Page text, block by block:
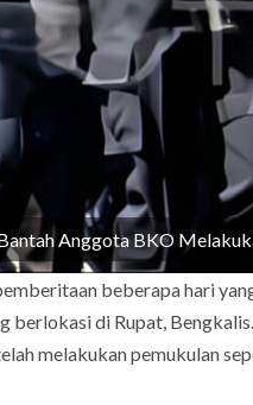
Anggota BKO
beberapa hari
di Rupat,
melakukan pemukulan